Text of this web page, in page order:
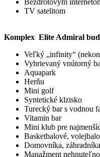
Bezdrôtovým
TV satelitom
Komplex Elite Admiral
Veľký „infinity“
Vyhrievaný vnútorný
Aquapark
Herňu
Mini golf
Syntetické klzisko
Turecký bar s vodnou
Vitamin bar
Mini klub pre
Basketbalové,
Domovníka, záhradníka
Manažment